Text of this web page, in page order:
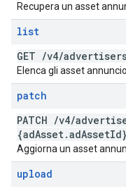
Recupera un asset
list
GET /v4/
Elenca gli asset
patch
PATCH /v4/
{adAsset.adAssetId}
Aggiorna un asset
upload